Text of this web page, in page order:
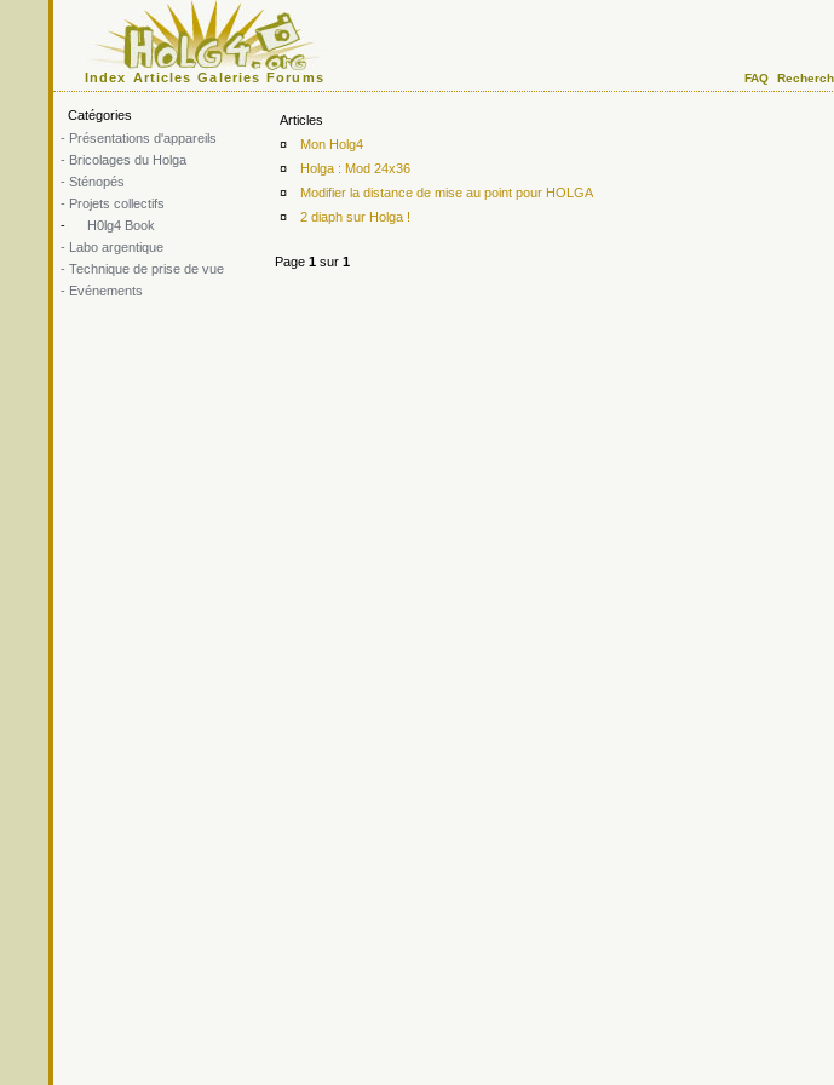
Index Articles Galeries Forums FAQ
Catégories
- Présentations d'appareils
- Bricolages du Holga
- Sténopés
- Projets collectifs
-
H0lg4 Book
- Labo argentique
- Technique de prise de vue
- Evénements
Articles
¤
Mon Holg4
¤
Holga : Mod 24x36
¤
Modifier la distance de mise au point pour HOLGA
¤
2 diaph sur Holga !
Page 1 sur 1